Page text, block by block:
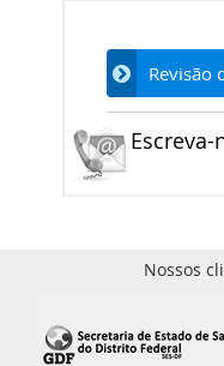
Revisão
Escreva-
Nossos